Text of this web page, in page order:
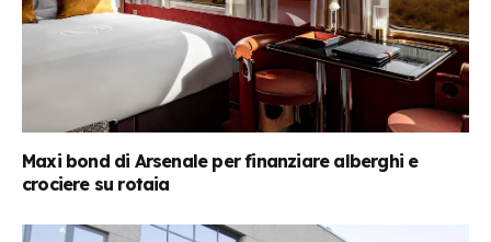
Maxi bond di Arsenale per finanziare alberghi e
crociere su rotaia